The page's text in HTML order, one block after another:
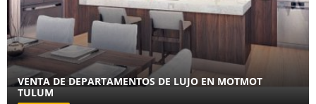
VENTA DE DEPARTAMENTOS DE LUJO EN MOTMOT
TULUM